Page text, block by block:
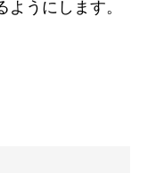
うにします。